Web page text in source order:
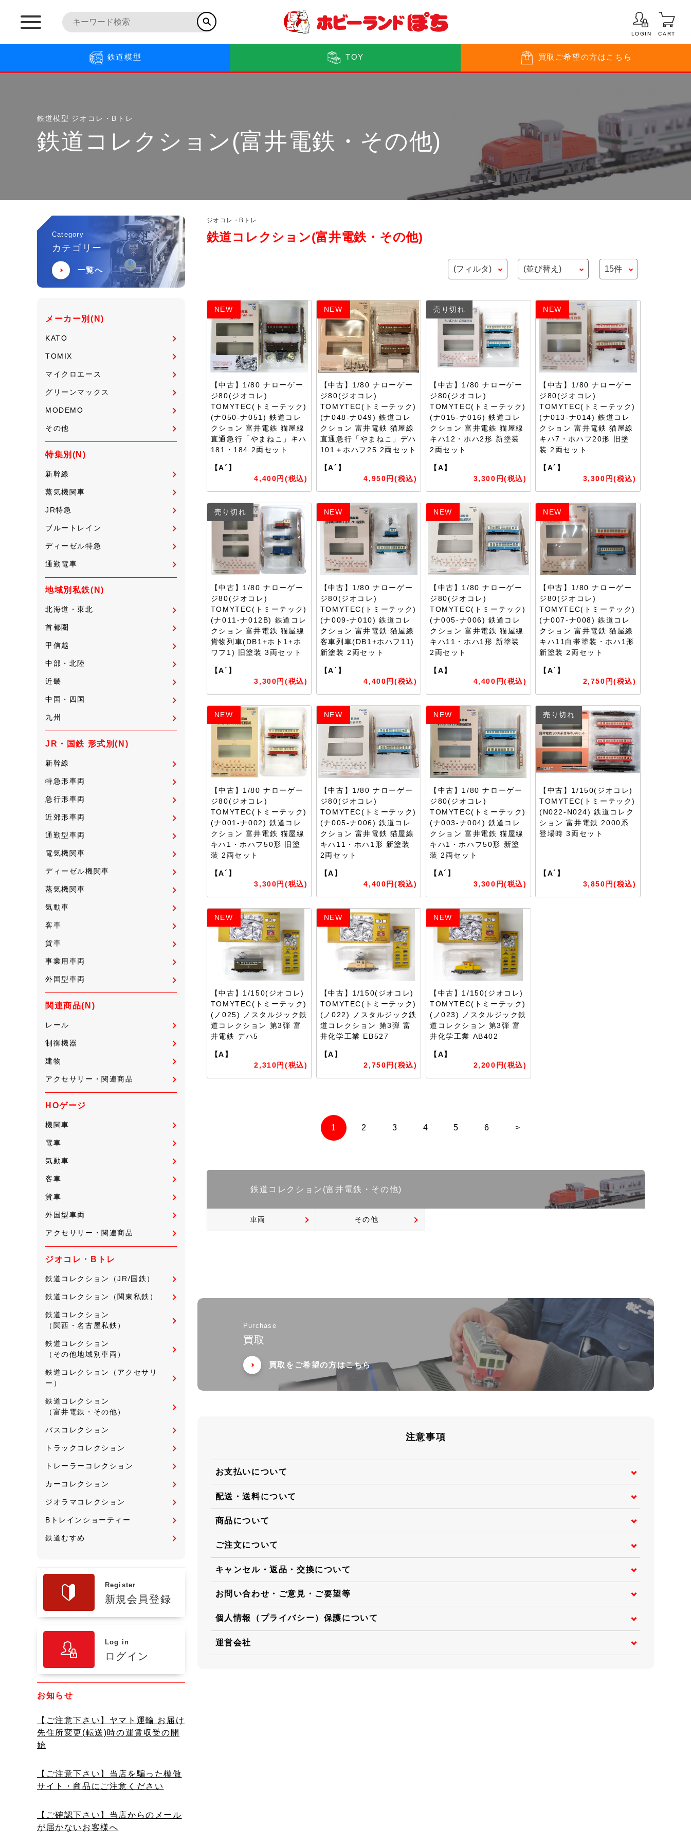
LOGIN CART
鉄道模型 TOY 買取 ご希望の方はこちら
鉄道模型 ジオコレ・Bトレ
鉄道コレクション(富井電鉄・その他)
Category
カテゴリー
一覧へ
メーカー別(N)
KATO
TOMIX
マイクロエース
グリーンマックス
MODEMO
その他
特集別(N)
新幹線
蒸気機関車
JR特急
ブルートレイン
ディーゼル特急
通勤電車
地域別私鉄(N)
北海道・東北
首都圏
甲信越
中部・北陸
近畿
中国・四国
九州
JR・国鉄 形式別(N)
新幹線
特急形車両
急行形車両
近郊形車両
通勤型車両
電気機関車
ディーゼル機関車
蒸気機関車
気動車
客車
貨車
事業用車両
外国型車両
関連商品(N)
レール
制御機器
建物
アクセサリー・関連商品
HOゲージ
機関車
電車
気動車
客車
貨車
外国型車両
アクセサリー・関連商品
ジオコレ・Bトレ
鉄道コレクション（JR/国鉄）
鉄道コレクション（関東私鉄）
鉄道コレクション
（関西・名古屋私鉄）
鉄道コレクション
（その他地域別車両）
鉄道コレクション（アクセサリ
ー）
鉄道コレクション
（富井電鉄・その他）
バスコレクション
トラックコレクション
トレーラーコレクション
カーコレクション
ジオラマコレクション
Bトレインショーティー
鉄道むすめ
Register
新規会員登録
Log in
ログイン
お知らせ
【ご注意下さい】ヤマト運輸 お届け
先住所変更(転送)時の運賃収受の開
始
【ご注意下さい】当店を騙った模倣
サイト・商品にご注意ください
【ご確認下さい】当店からのメール
が届かないお客様へ
ジオコレ・Bトレ
鉄道コレクション(富井電鉄・その他)
NEW
【中古】1/80 ナローゲー
ジ80(ジオコレ)
TOMYTEC(トミーテック)
(ナ050-ナ051) 鉄道コレ
クション 富井電鉄 猫屋線
直通急行「やまねこ」キハ
181・184 2両セット
【A´】
4,400円(税込)
NEW
【中古】1/80 ナローゲー
ジ80(ジオコレ)
TOMYTEC(トミーテック)
(ナ048-ナ049) 鉄道コレ
クション 富井電鉄 猫屋線
直通急行「やまねこ」デハ
101＋ホハフ25 2両セット
【A´】
4,950円(税込)
売り切れ
【中古】1/80 ナローゲー
ジ80(ジオコレ)
TOMYTEC(トミーテック)
(ナ015-ナ016) 鉄道コレ
クション 富井電鉄 猫屋線
キハ12・ホハ2形 新塗装
2両セット
【A】
3,300円(税込)
NEW
【中古】1/80 ナローゲー
ジ80(ジオコレ)
TOMYTEC(トミーテック)
(ナ013-ナ014) 鉄道コレ
クション 富井電鉄 猫屋線
キハ7・ホハフ20形 旧塗
装 2両セット
【A´】
3,300円(税込)
売り切れ
【中古】1/80 ナローゲー
ジ80(ジオコレ)
TOMYTEC(トミーテック)
(ナ011-ナ012B) 鉄道コレ
クション 富井電鉄 猫屋線
貨物列車(DB1+ホト1+ホ
ワフ1) 旧塗装 3両セット
【A´】
3,300円(税込)
NEW
【中古】1/80 ナローゲー
ジ80(ジオコレ)
TOMYTEC(トミーテック)
(ナ009-ナ010) 鉄道コレ
クション 富井電鉄 猫屋線
客車列車(DB1+ホハフ11)
新塗装 2両セット
【A´】
4,400円(税込)
NEW
【中古】1/80 ナローゲー
ジ80(ジオコレ)
TOMYTEC(トミーテック)
(ナ005-ナ006) 鉄道コレ
クション 富井電鉄 猫屋線
キハ11・ホハ1形 新塗装
2両セット
【A】
4,400円(税込)
NEW
【中古】1/80 ナローゲー
ジ80(ジオコレ)
TOMYTEC(トミーテック)
(ナ007-ナ008) 鉄道コレ
クション 富井電鉄 猫屋線
キハ11白帯塗装・ホハ1形
新塗装 2両セット
【A´】
2,750円(税込)
NEW
【中古】1/80 ナローゲー
ジ80(ジオコレ)
TOMYTEC(トミーテック)
(ナ001-ナ002) 鉄道コレ
クション 富井電鉄 猫屋線
キハ1・ホハフ50形 旧塗
装 2両セット
【A´】
3,300円(税込)
NEW
【中古】1/80 ナローゲー
ジ80(ジオコレ)
TOMYTEC(トミーテック)
(ナ005-ナ006) 鉄道コレ
クション 富井電鉄 猫屋線
キハ11・ホハ1形 新塗装
2両セット
【A】
4,400円(税込)
NEW
【中古】1/80 ナローゲー
ジ80(ジオコレ)
TOMYTEC(トミーテック)
(ナ003-ナ004) 鉄道コレ
クション 富井電鉄 猫屋線
キハ1・ホハフ50形 新塗
装 2両セット
【A´】
3,300円(税込)
売り切れ
【中古】1/150(ジオコレ)
TOMYTEC(トミーテック)
(N022-N024) 鉄道コレク
ション 富井電鉄 2000系
登場時 3両セット
【A´】
3,850円(税込)
NEW
【中古】1/150(ジオコレ)
TOMYTEC(トミーテック)
(ノ025) ノスタルジック鉄
道コレクション 第3弾 富
井電鉄 デハ5
【A】
2,310円(税込)
NEW
【中古】1/150(ジオコレ)
TOMYTEC(トミーテック)
(ノ022) ノスタルジック鉄
道コレクション 第3弾 富
井化学工業 EB527
【A】
2,750円(税込)
NEW
【中古】1/150(ジオコレ)
TOMYTEC(トミーテック)
(ノ023) ノスタルジック鉄
道コレクション 第3弾 富
井化学工業 AB402
【A】
2,200円(税込)
1 2 3 4 5 6 >
鉄道コレクション(富井電鉄・その他)
車両 その他
Purchase
買取
買取をご希望の方はこちら
注意事項
お支払いについて
配送・送料について
商品について
ご注文について
キャンセル・返品・交換について
お問い合わせ・ご意見・ご要望等
個人情報（プライバシー）保護について
運営会社